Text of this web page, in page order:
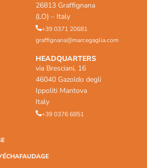
26813 Graffignana
(LO) – Italy
+39 0371 20681
graffignana@marcegaglia.com
HEADQUARTERS
via Bresciani, 16
46040 Gazoldo degli
Ippoliti Mantova
Italy
+39 0376 6851